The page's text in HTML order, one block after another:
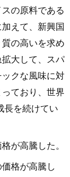
の原料である
えて、新興国
の高いを求め
大して、スパ
クな風味に対
ており、世界
長を続けてい
が高騰した。
格が高騰し